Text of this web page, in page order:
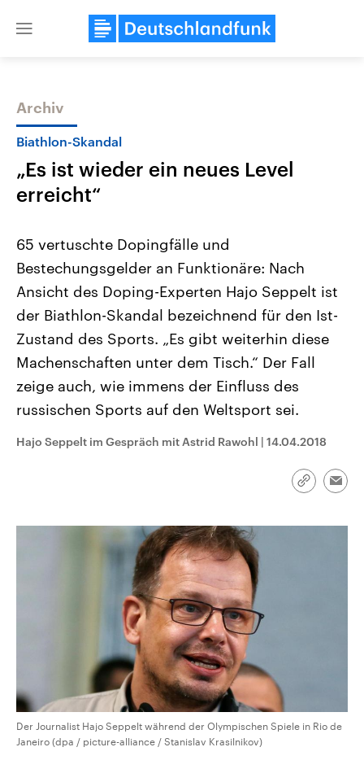
Close
Themen
Landtagswahl Sachsen-Anhalt
2026
Alle Informationen
Sachsen-Anhalt wählt am 6.
September 2026 einen neuen
Landtag. Seit 2021 wird das
Bundesland von einer Koalition aus
Umfragen, Prognosen,
Wahlprogramme, aktuelle Berichte
und Hintergründe zu den Parteien
Wahl.
USA
Aktuelle Beiträge,
Hintergründe
Wirtschaftlich und
gehören die Vereinigten
den mächtigsten Ländern
mit großem Einfluss auf
Sendungen Programm Podcasts
Archiv
Biathlon-Skandal
„Es ist wieder ein neues Level
erreicht“
65 vertuschte Dopingfälle und
Bestechungsgelder an Funktionäre: Nach
Ansicht des Doping-Experten Hajo Seppelt ist
der Biathlon-Skandal bezeichnend für den Ist-
Zustand des Sports. „Es gibt weiterhin diese
Machenschaften unter dem Tisch.“ Der Fall
zeige auch, wie immens der Einfluss des
russischen Sports auf den Weltsport sei.
Hajo Seppelt im Gespräch mit Astrid Rawohl | 14.04.2018
Link
Der Journalist Hajo Seppelt während der Olympischen Spiele in Rio de
Janeiro (dpa / picture-alliance / Stanislav Krasilnikov)